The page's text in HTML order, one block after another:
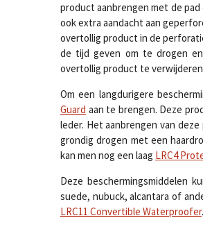
product aanbrengen met de
ook extra aandacht aan
overtollig product in de
de tijd geven om te drogen
overtollig product te
Om een langdurigere
Guard aan te brengen. Deze
leder. Het aanbrengen van
grondig drogen met een
kan men nog een laag LRC4
Deze beschermingsmiddelen
suede, nubuck, alcantara of
LRC11 Convertible Waterproofer.